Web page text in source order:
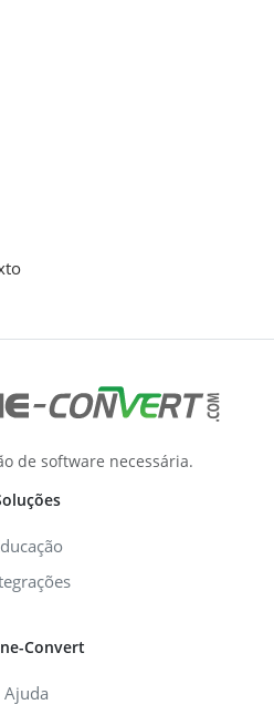
de software necessária.
Convert
Ajuda